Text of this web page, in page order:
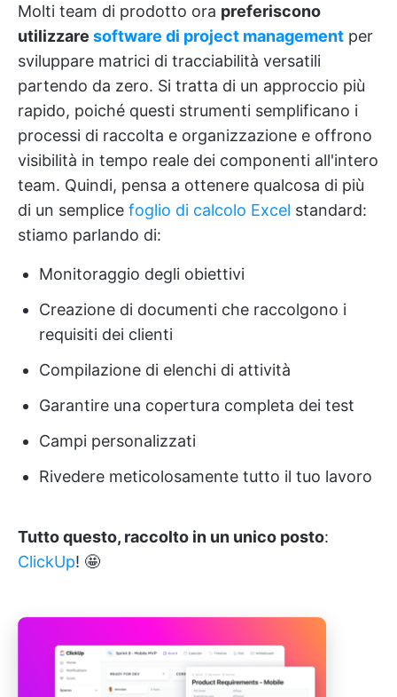
Molti team di prodotto ora preferiscono
utilizzare software di project management per
sviluppare matrici di tracciabilità versatili
partendo da zero. Si tratta di un approccio più
rapido, poiché questi strumenti semplificano i
processi di raccolta e organizzazione e offrono
visibilità in tempo reale dei componenti all'intero
team. Quindi, pensa a ottenere qualcosa di più
di un semplice foglio di calcolo Excel standard:
stiamo parlando di:
Monitoraggio degli obiettivi
Creazione di documenti che raccolgono i
requisiti dei clienti
Compilazione di elenchi di attività
Garantire una copertura completa dei test
Campi personalizzati
Rivedere meticolosamente tutto il tuo lavoro
Tutto questo, raccolto in un unico posto:
ClickUp! 🤩